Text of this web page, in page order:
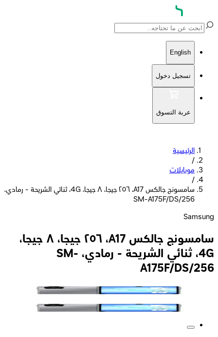
English
تسجيل دخول
عربة التسوق
الرئيسية
/
موبايلات
/
سامسونج جالكس A17، ٢٥٦ جيجا، ٨ جيجا، 4G، ثنائي الشريحة - رمادي،
SM-A175F/DS/256
Samsung
سامسونج جالكس A17، ٢٥٦ جيجا، ٨ جيجا،
4G، ثنائي الشريحة - رمادي، SM-
A175F/DS/256